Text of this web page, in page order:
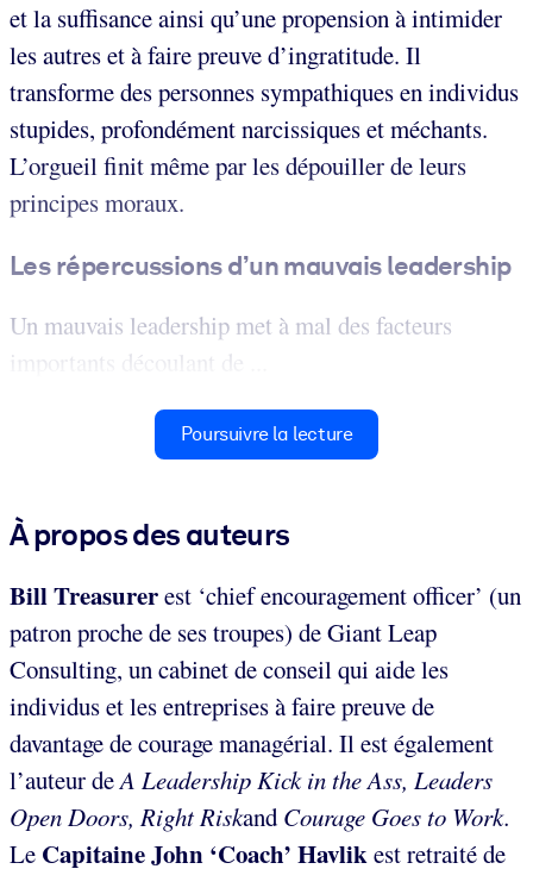
et la suffisance ainsi qu’une propension à intimider
les autres et à faire preuve d’ingratitude. Il
transforme des personnes sympathiques en individus
stupides, profondément narcissiques et méchants.
L’orgueil finit même par les dépouiller de leurs
principes moraux.
Les répercussions d’un mauvais leadership
Un mauvais leadership met à mal des facteurs
importants découlant de ...
Poursuivre la lecture
À propos des auteurs
Bill Treasurerest ‘chief encouragement officer’ (un
patron proche de ses troupes) de Giant Leap
Consulting, un cabinet de conseil qui aide les
individus et les entreprises à faire preuve de
davantage de courage managérial. Il est également
l’auteur deA Leadership Kick in the Ass, Leaders
Open Doors, RightRiskand Courage Goes to Work.
Le Capitaine John ‘Coach’ Havlikest retraité de